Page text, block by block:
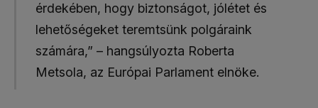
érdekében, hogy biztonságot, jólétet és
lehetőségeket teremtsünk polgáraink
számára,” – hangsúlyozta Roberta
Metsola, az Európai Parlament elnöke.